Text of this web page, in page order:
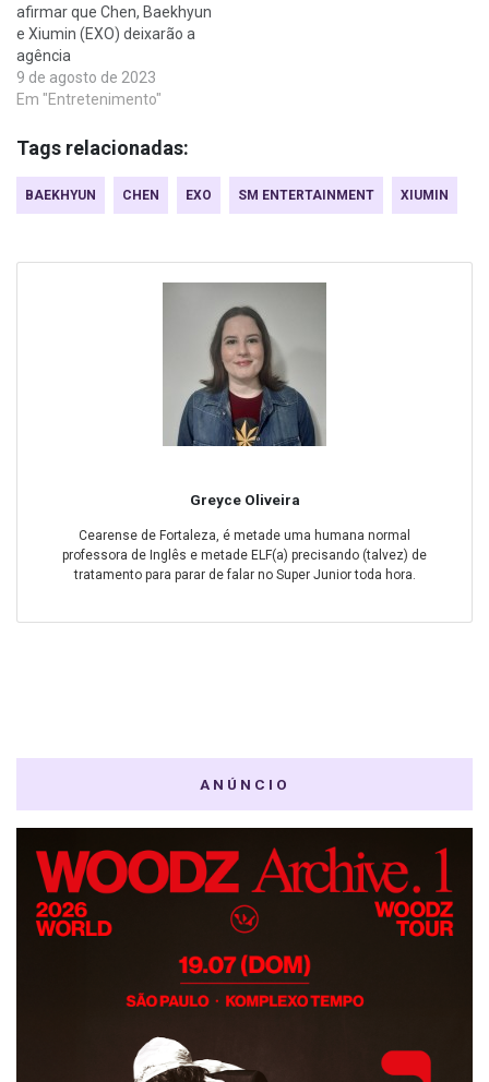
afirmar que Chen, Baekhyun
e Xiumin (EXO) deixarão a
agência
9 de agosto de 2023
Em "Entretenimento"
Tags relacionadas:
BAEKHYUN CHEN EXO SM ENTERTAINMENT XIUMIN
Greyce Oliveira
Cearense de Fortaleza, é metade uma humana normal
professora de Inglês e metade ELF(a) precisando (talvez) de
tratamento para parar de falar no Super Junior toda hora.
ANÚNCIO